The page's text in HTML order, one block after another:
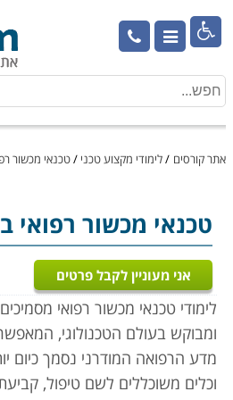

אתר קורסים /לימודי מקצוע טכני /טכנאי מכשור
טכנאי מכשור רפואי
אני מעוניין לקבל פרטים
לימודי טכנאי מכשור רפואי
ומבוקש בעולם הטכנולוגי,
מדע הרפואה המודרני נסמך כיום
וכלים משוכללים לשם טיפול,